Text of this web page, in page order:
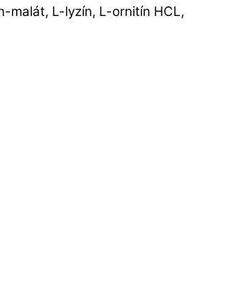
malát, L-lyzín, L-ornitín HCL,